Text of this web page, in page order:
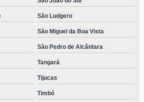
São Ludgero
São Miguel da Boa Vista
São Pedro de Alcântara
Tangará
Tijucas
Timbó